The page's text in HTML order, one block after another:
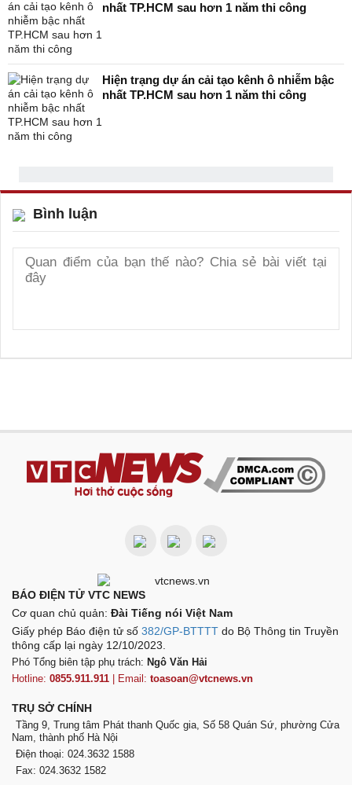
nhất TP.HCM sau hơn 1 năm thi công
Hiện trạng dự án cải tạo kênh ô nhiễm bậc
nhất TP.HCM sau hơn 1 năm thi công
Bình luận
BÁO ĐIỆN TỬ VTC NEWS
Cơ quan chủ quản: Đài Tiếng nói Việt Nam
Giấy phép Báo điện tử số 382/GP-BTTTT do Bộ Thông tin Truyền
thông cấp lại ngày 12/10/2023.
Phó Tổng biên tập phụ trách: Ngô Văn Hải
Hotline: 0855.911.911 | Email: toasoan@vtcnews.vn
TRỤ SỞ CHÍNH
Tầng 9, Trung tâm Phát thanh Quốc gia, Số 58 Quán Sứ, phường Cửa
Nam, thành phố Hà Nội
Điện thoại: 024.3632 1588
Fax: 024.3632 1582